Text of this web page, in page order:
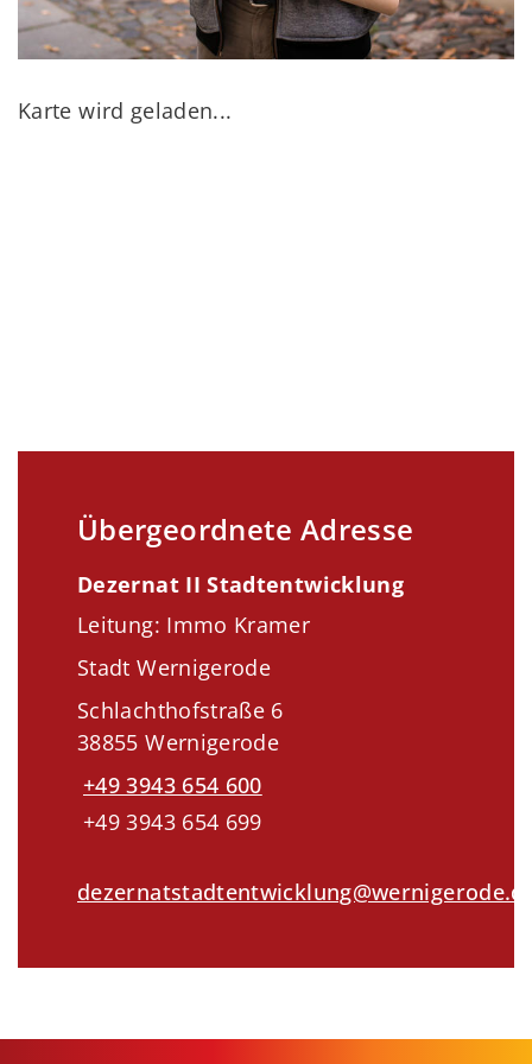
Karte wird geladen...
Übergeordnete Adresse
Dezernat II Stadtentwicklung
Leitung: Immo Kramer
Stadt Wernigerode
Schlachthofstraße 6
38855 Wernigerode
+49 3943 654 600
+49 3943 654 699